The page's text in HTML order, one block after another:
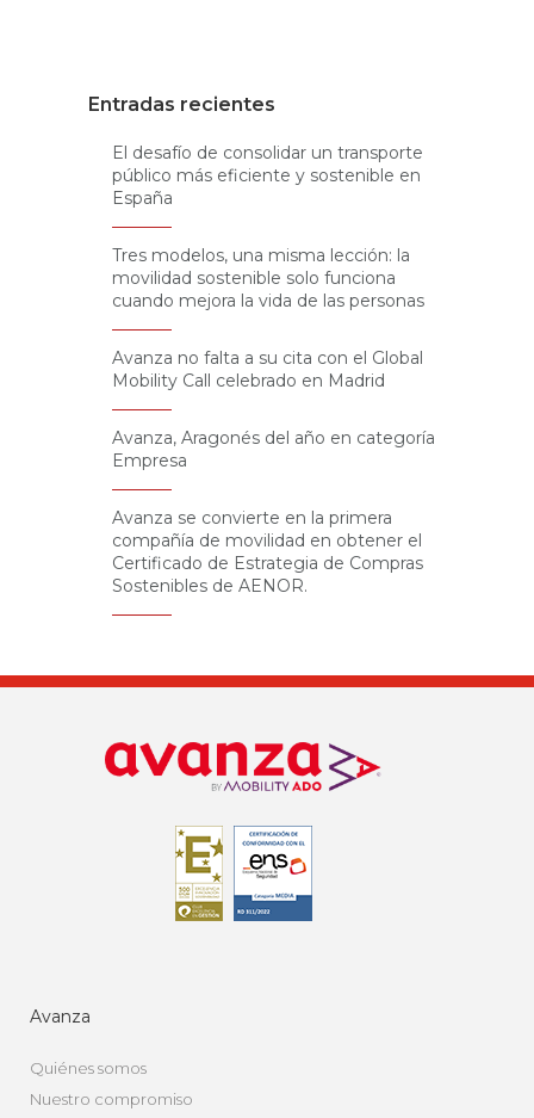
Entradas recientes
El desafío de consolidar un transporte
público más eficiente y sostenible en
España
Tres modelos, una misma lección: la
movilidad sostenible solo funciona
cuando mejora la vida de las personas
Avanza no falta a su cita con el Global
Mobility Call celebrado en Madrid
Avanza, Aragonés del año en categoría
Empresa
Avanza se convierte en la primera
compañía de movilidad en obtener el
Certificado de Estrategia de Compras
Sostenibles de AENOR.
Avanza
Quiénes somos
Nuestro compromiso